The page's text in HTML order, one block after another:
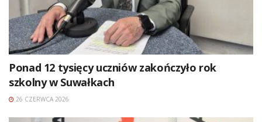
Ponad 12 tysięcy uczniów zakończyło rok
szkolny w Suwałkach
26 CZERWCA 2026